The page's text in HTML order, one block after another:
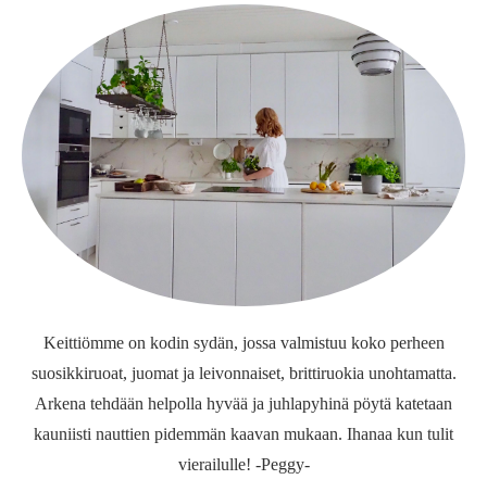
Keittiömme on kodin sydän, jossa valmistuu koko perheen
suosikkiruoat, juomat ja leivonnaiset, brittiruokia unohtamatta.
Arkena tehdään helpolla hyvää ja juhlapyhinä pöytä katetaan
kauniisti nauttien pidemmän kaavan mukaan. Ihanaa kun tulit
vierailulle! -Peggy-